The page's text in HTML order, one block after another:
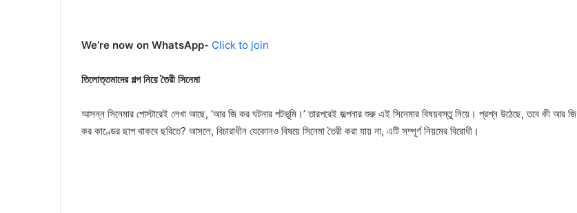
We’re now on WhatsApp- Click to join
তিলোত্তমাদের গল্প নিয়ে তৈরী সিনেমা
আসন্ন সিনেমার পোস্টারেই লেখা আছে, ‘আর জি কর ঘটনার পটভূমি।’ তারপরেই জল্পনার শুরু এই সিনেমার বিষয়বস্তু নিয়ে। প্রশ্ন উঠেছে, তবে কী আর জি
কর কাণ্ডের ছাপ থাকবে ছবিতে? আসলে, বিচারাধীন যেকোনও বিষয়ে সিনেমা তৈরী করা যায় না, এটি সম্পূর্ণ নিয়মের বিরোধী।